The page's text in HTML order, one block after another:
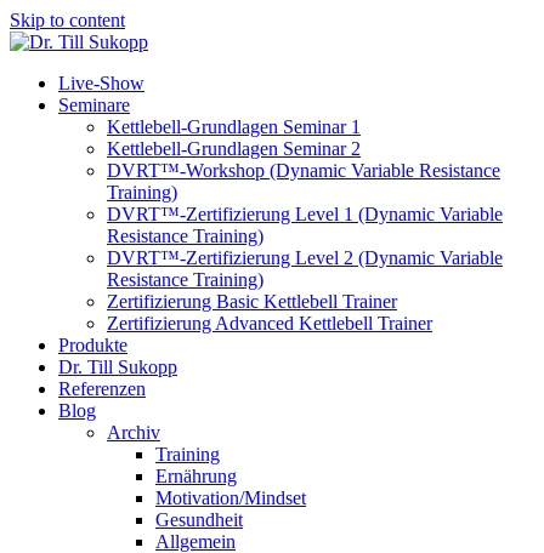
Skip to content
Live-Show
Seminare
Kettlebell-Grundlagen Seminar 1
Kettlebell-Grundlagen Seminar 2
DVRT™-Workshop (Dynamic Variable Resistance
Training)
DVRT™-Zertifizierung Level 1 (Dynamic Variable
Resistance Training)
DVRT™-Zertifizierung Level 2 (Dynamic Variable
Resistance Training)
Zertifizierung Basic Kettlebell Trainer
Zertifizierung Advanced Kettlebell Trainer
Produkte
Dr. Till Sukopp
Referenzen
Blog
Archiv
Training
Ernährung
Motivation/Mindset
Gesundheit
Allgemein